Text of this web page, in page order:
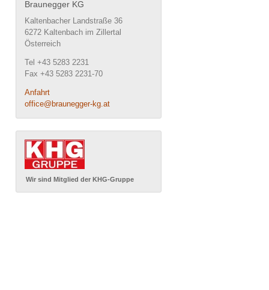
Braunegger KG
Kaltenbacher Landstraße 36
6272 Kaltenbach im Zillertal
Österreich
Tel +43 5283 2231
Fax +43 5283 2231-70
Anfahrt
office@braunegger-kg.at
Wir sind Mitglied der KHG-Gruppe